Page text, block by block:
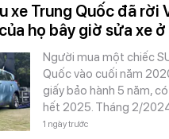
xe Trung Quốc đã rời
họ bây giờ sửa xe
Người mua một chiếc
Quốc vào cuối năm
giấy bảo hành 5 năm,
hết 2025. Tháng 2/
1 ngày trước